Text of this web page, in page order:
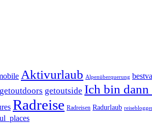
Aktivurlaub Alpenüberquerung
getoutdoors getoutside Ich bin dann
Radreise Radreisen Radurlaub